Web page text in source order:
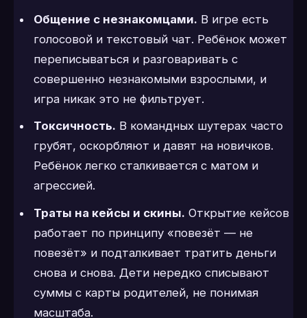
Общение с незнакомцами. В игре есть
голосовой и текстовый чат. Ребёнок может
переписываться и разговаривать с
совершенно незнакомыми взрослыми, и
игра никак это не фильтрует.
Токсичность. В командных шутерах часто
грубят, оскорбляют и давят на новичков.
Ребёнок легко сталкивается с матом и
агрессией.
Траты на кейсы и скины. Открытие кейсов
работает по принципу «повезёт — не
повезёт» и подталкивает тратить деньги
снова и снова. Дети нередко списывают
суммы с карты родителей, не понимая
масштаба.